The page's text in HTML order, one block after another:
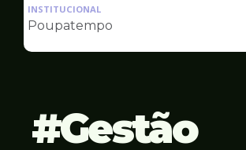
Finanças
INSTITUCIONAL
Poupatempo
Gestão